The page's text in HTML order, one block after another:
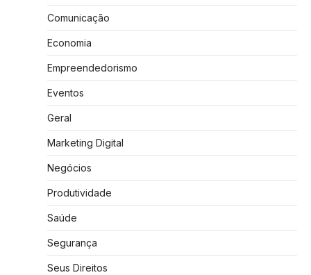
Comunicação
Economia
Empreendedorismo
Eventos
Geral
Marketing Digital
Negócios
Produtividade
Saúde
Segurança
Seus Direitos